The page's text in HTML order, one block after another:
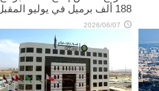
188 ألف برميل في يوليو المقبل
2026/06/07